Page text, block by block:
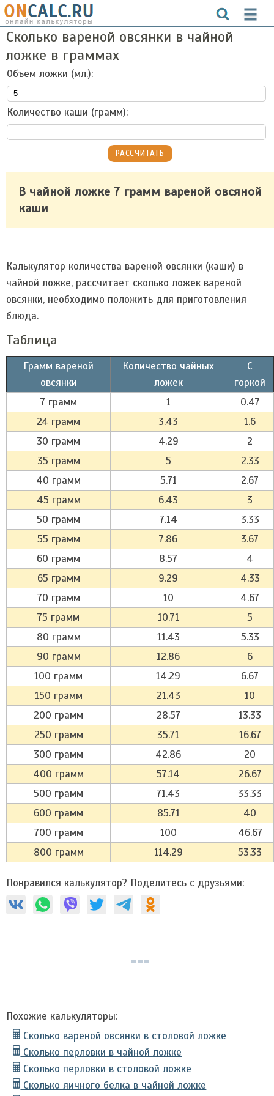
Сколько вареной овсянки в чайной
ложке в граммах
Объем ложки (мл.):
Количество каши (грамм):
В чайной ложке 7 грамм вареной овсяной
каши
Калькулятор количества вареной овсянки (каши) в
чайной ложке, рассчитает сколько ложек вареной
овсянки, необходимо положить для приготовления
блюда.
Таблица
Грамм вареной
овсянки
Количество чайных
ложек
С
горкой
7 грамм
1
0.47
24 грамм
3.43
1.6
30 грамм
4.29
2
35 грамм
5
2.33
40 грамм
5.71
2.67
45 грамм
6.43
3
50 грамм
7.14
3.33
55 грамм
7.86
3.67
60 грамм
8.57
4
65 грамм
9.29
4.33
70 грамм
10
4.67
75 грамм
10.71
5
80 грамм
11.43
5.33
90 грамм
12.86
6
100 грамм
14.29
6.67
150 грамм
21.43
10
200 грамм
28.57
13.33
250 грамм
35.71
16.67
300 грамм
42.86
20
400 грамм
57.14
26.67
500 грамм
71.43
33.33
600 грамм
85.71
40
700 грамм
100
46.67
800 грамм
114.29 53.33
Понравился калькулятор? Поделитесь с друзьями:
Похожие калькуляторы:
Сколько вареной овсянки в столовой ложке
Сколько перловки в чайной ложке
Сколько перловки в столовой ложке
Сколько яичного белка в чайной ложке